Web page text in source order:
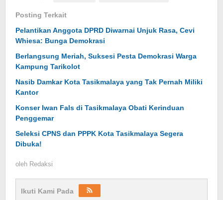
Posting Terkait
Pelantikan Anggota DPRD Diwarnai Unjuk Rasa, Cevi
Whiesa: Bunga Demokrasi
Berlangsung Meriah, Suksesi Pesta Demokrasi Warga
Kampung Tarikolot
Nasib Damkar Kota Tasikmalaya yang Tak Pernah Miliki
Kantor
Konser Iwan Fals di Tasikmalaya Obati Kerinduan
Penggemar
Seleksi CPNS dan PPPK Kota Tasikmalaya Segera
Dibuka!
oleh Redaksi
Ikuti Kami Pada